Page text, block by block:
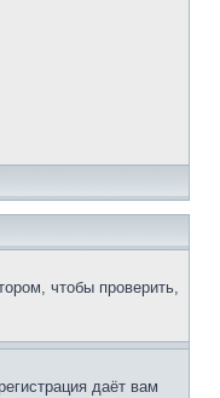
чтобы проверить,
даёт вам